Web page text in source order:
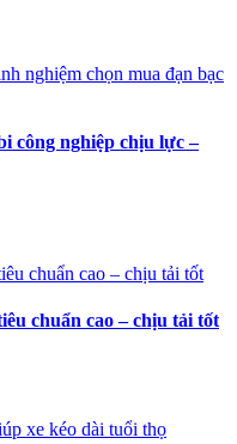
công nghiệp chịu lực –
chuẩn cao – chịu tải tốt